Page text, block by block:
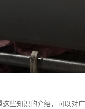
些知识的介绍，可以对广